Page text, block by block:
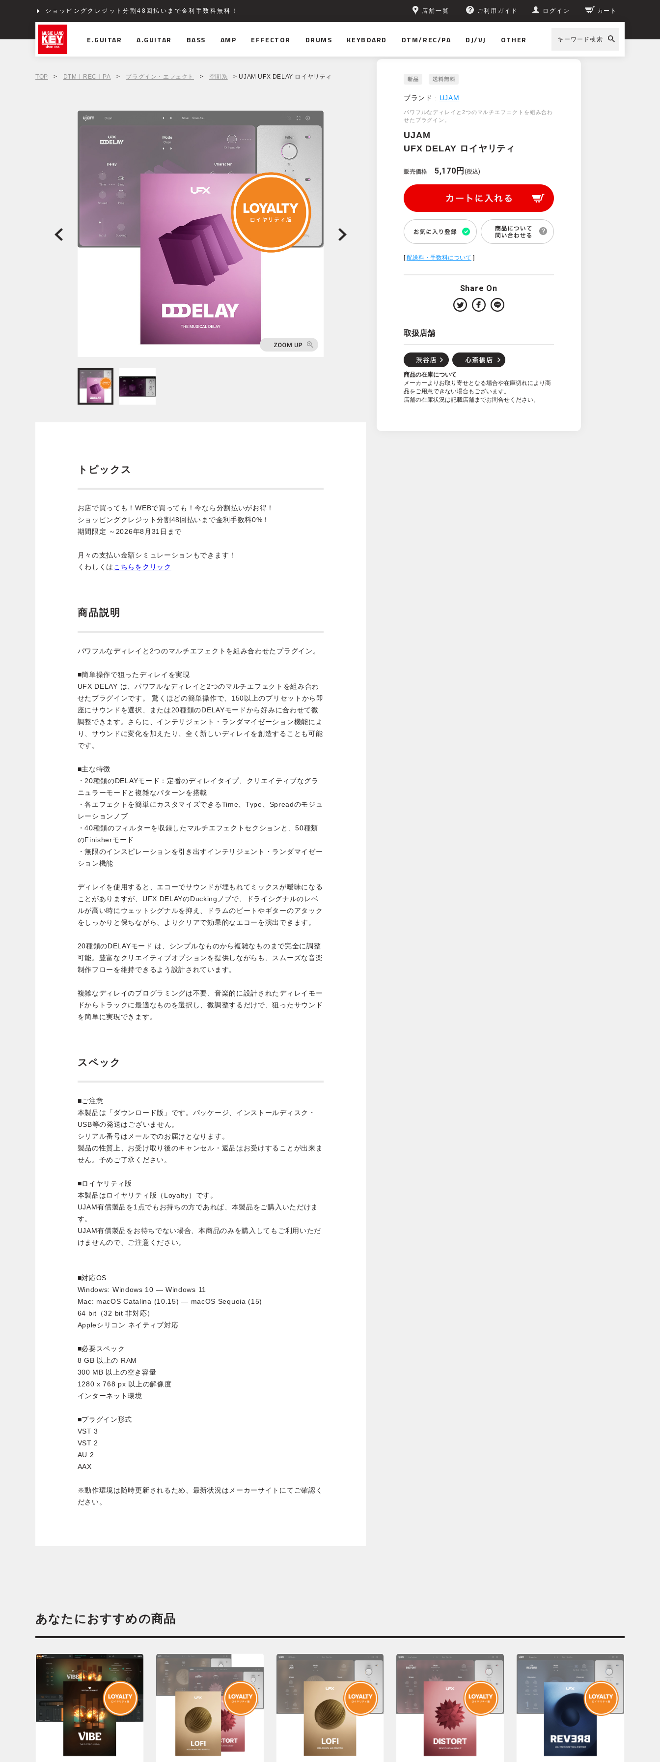
ショッピングクレジット分割48回払いまで金利手数料無料！ 店舗一覧 ご利用ガイド ログイン カート
E.GUITAR A.GUITAR BASS AMP EFFECTOR DRUMS KEYBOARD DTM/REC/PA DJ/VJ OTHER キーワード検索
TOP > DTM｜REC｜PA > プラグイン・エフェクト > 空間系 > UJAM UFX DELAY ロイヤリティ
ブランド : UJAM
パワフルなディレイと2つのマルチエフェクトを組み合わ
せたプラグイン。
UJAM
UFX DELAY ロイヤリティ
販売価格 5,170円 (税込)
[配送料・手数料について ]
Share On
取扱店舗
商品の在庫について
メーカーよりお取り寄せとなる場合や在庫切れにより商
品をご用意できない場合もございます。
店舗の在庫状況は記載店舗までお問合せください。
トピックス
お店で買っても！WEBで買っても！今なら分割払いがお得！
ショッピングクレジット分割48回払いまで金利手数料0%！
期間限定 ～2026年8月31日まで
月々の支払い金額シミュレーションもできます！
くわしくは こちらをクリック
商品説明
パワフルなディレイと2つのマルチエフェクトを組み合わせたプラグイン。
■簡単操作で狙ったディレイを実現
UFX DELAY は、パワフルなディレイと2つのマルチエフェクトを組み合わ
せたプラグインです。 驚くほどの簡単操作で、150以上のプリセットから即
座にサウンドを選択、または20種類のDELAYモードから好みに合わせて微
調整できます。さらに、インテリジェント・ランダマイゼーション機能によ
り、サウンドに変化を加えたり、全く新しいディレイを創造することも可能
です。
■主な特徴
・20種類のDELAYモード：定番のディレイタイプ、クリエイティブなグラ
ニュラーモードと複雑なパターンを搭載
・各エフェクトを簡単にカスタマイズできるTime、Type、Spreadのモジュ
レーションノブ
・40種類のフィルターを収録したマルチエフェクトセクションと、50種類
のFinisherモード
・無限のインスピレーションを引き出すインテリジェント・ランダマイゼー
ション機能
ディレイを使用すると、エコーでサウンドが埋もれてミックスが曖昧になる
ことがありますが、UFX DELAYのDuckingノブで、ドライシグナルのレベ
ルが高い時にウェットシグナルを抑え、ドラムのビートやギターのアタック
をしっかりと保ちながら、よりクリアで効果的なエコーを演出できます。
20種類のDELAYモード は、シンプルなものから複雑なものまで完全に調整
可能。豊富なクリエイティブオプションを提供しながらも、スムーズな音楽
制作フローを維持できるよう設計されています。
複雑なディレイのプログラミングは不要、音楽的に設計されたディレイモー
ドからトラックに最適なものを選択し、微調整するだけで、狙ったサウンド
を簡単に実現できます。
スペック
■ご注意
本製品は「ダウンロード版」です。パッケージ、インストールディスク・
USB等の発送はございません。
シリアル番号はメールでのお届けとなります。
製品の性質上、お受け取り後のキャンセル・返品はお受けすることが出来ま
せん。予めご了承ください。
■ロイヤリティ版
本製品はロイヤリティ版（Loyalty）です。
UJAM有償製品を1点でもお持ちの方であれば、本製品をご購入いただけま
す。
UJAM有償製品をお待ちでない場合、本商品のみを購入してもご利用いただ
けませんので、ご注意ください。
■対応OS
Windows: Windows 10 — Windows 11
Mac: macOS Catalina (10.15) — macOS Sequoia (15)
64 bit（32 bit 非対応）
Appleシリコン ネイティブ対応
■必要スペック
8 GB 以上の RAM
300 MB 以上の空き容量
1280 x 768 px 以上の解像度
インターネット環境
■プラグイン形式
VST 3
VST 2
AU 2
AAX
※動作環境は随時更新されるため、最新状況はメーカーサイトにてご確認く
ださい。
あなたにおすすめの商品